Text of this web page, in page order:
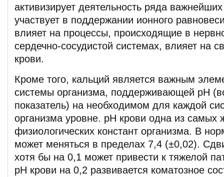
активизирует деятельность ряда
участвует в поддержании ионного
влияет на процессы, происходящие в
сердечно-сосудистой системах, влияет на
крови.
Кроме того, кальций является важным
системы организма, поддерживающей рН
показатель) на необходимом для каждой
организма уровне. рН крови одна из самых
физиологических констант организма. В
может меняться в пределах 7,4 (±0,02).
хотя бы на 0,1 может привести к тяжелой
рН крови на 0,2 развивается коматозное